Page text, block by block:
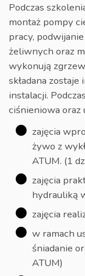
Podczas
montaż pompy
pracy,
żeliwnych oraz
wykonują
składana zostaje
instalacji.
ciśnieniowa oraz
zajęcia
żywo z
ATUM. (1
zajęcia
hydrauliką
zajęcia
w ramach
śniadanie
ATUM)